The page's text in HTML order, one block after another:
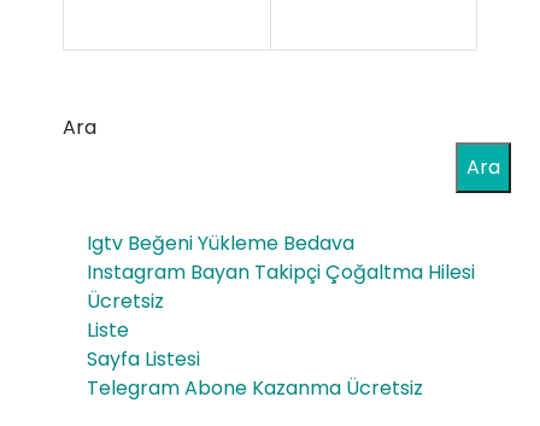
toc
pur
esh
sse
y-
100
esh
Ara
Ara
Igtv Beğeni Yükleme Bedava
Instagram Bayan Takipçi Çoğaltma Hilesi
Ücretsiz
Liste
Sayfa Listesi
Telegram Abone Kazanma Ücretsiz